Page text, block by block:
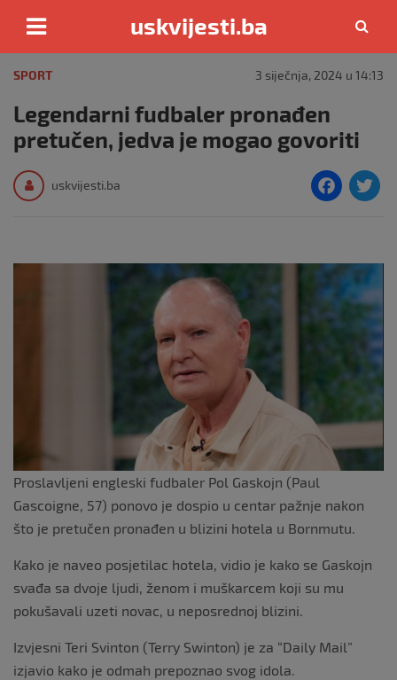
content
uskvijesti.ba
SPORT 3 siječnja, 2024 u 14:13
Legendarni fudbaler pronađen
pretučen, jedva je mogao govoriti
uskvijesti.ba
F
e
b
o
o
k
Proslavljeni engleski fudbaler Pol Gaskojn (Paul
Gascoigne, 57) ponovo je dospio u centar pažnje nakon
što je pretučen pronađen u blizini hotela u Bornmutu.
Kako je naveo posjetilac hotela, vidio je kako se Gaskojn
svađa sa dvoje ljudi, ženom i muškarcem koji su mu
pokušavali uzeti novac, u neposrednoj blizini.
Izvjesni Teri Svinton (Terry Swinton) je za “Daily Mail”
izjavio kako je odmah prepoznao svog idola.